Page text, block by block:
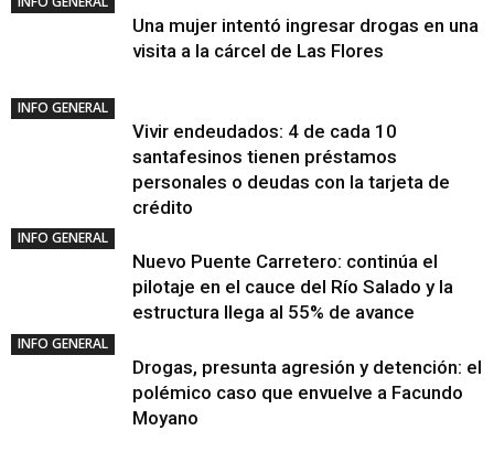
Una mujer intentó ingresar drogas en una
visita a la cárcel de Las Flores
INFO GENERAL
Vivir endeudados: 4 de cada 10
santafesinos tienen préstamos
personales o deudas con la tarjeta de
crédito
INFO GENERAL
Nuevo Puente Carretero: continúa el
pilotaje en el cauce del Río Salado y la
estructura llega al 55% de avance
INFO GENERAL
Drogas, presunta agresión y detención: el
polémico caso que envuelve a Facundo
Moyano